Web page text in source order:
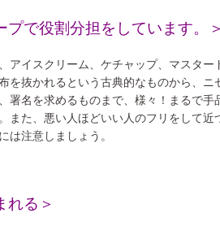
プで役割分担をしています。
アイスクリーム、ケチャップ、マスタ
を抜かれるという古典的なものから、
署名を求めるものまで、様々！まるで
また、悪い人ほどいい人のフリをして
は注意しましょう。
れる＞